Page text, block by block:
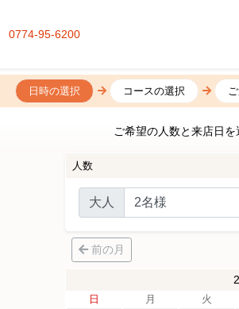
0774-95-6200
日時の選択 コースの選択
ご希望の人数と来店日を
人数
大人
前の月
日 月 火